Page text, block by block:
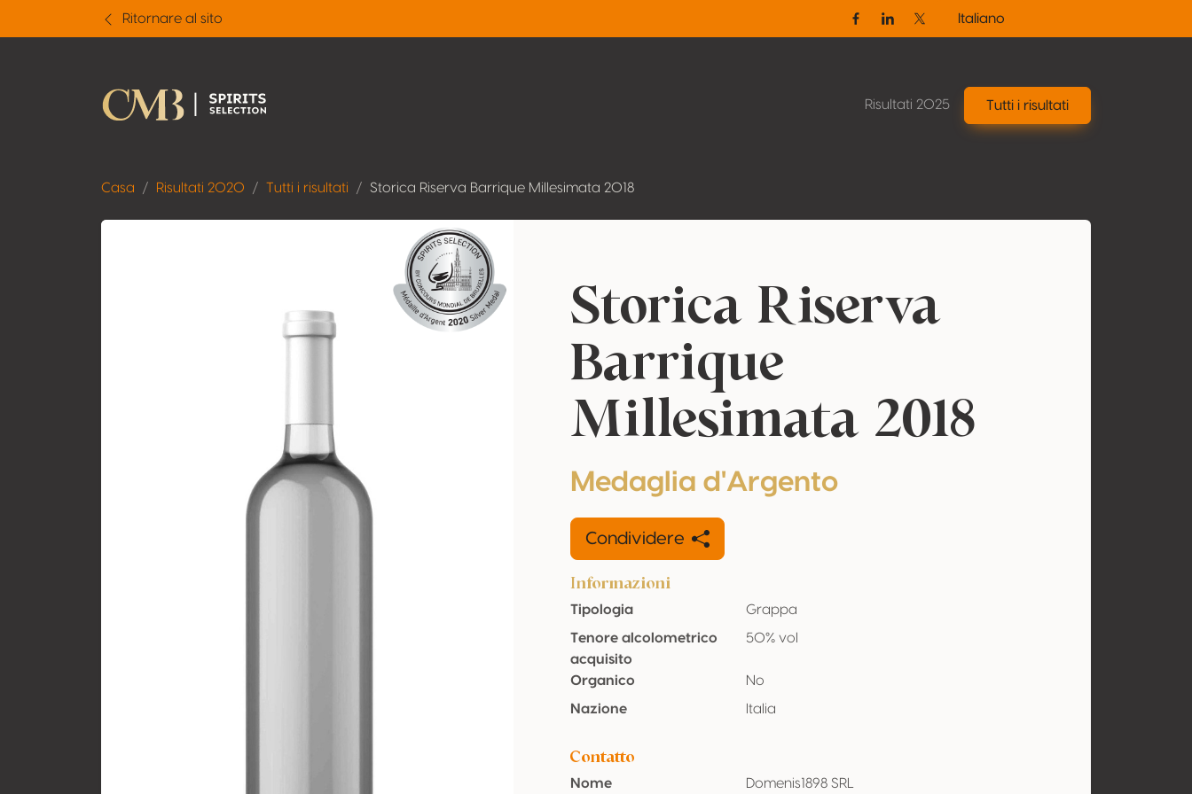
Ritornare al sito
FacebookLinkedinTwitter / X
Italiano
Risultati 2025 Tutti i risultati
Casa Risultati 2020 Tutti i risultati Storica Riserva Barrique Millesimata 2018
Storica Riserva
Barrique
Millesimata 2018
Medaglia d'Argento
Condividere
Informazioni
Tipologia
Grappa
Tenore alcolometrico
acquisito
50% vol
Organico
No
Nazione
Italia
Contatto
Nome Domenis1898 SRL